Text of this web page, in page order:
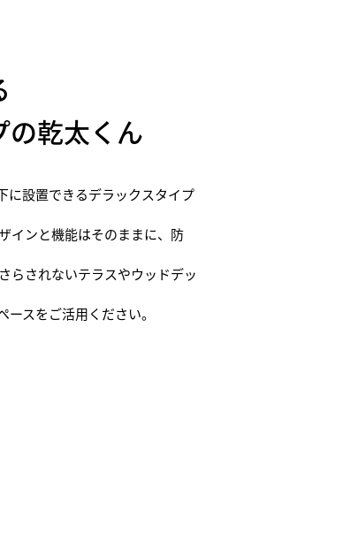
の乾太くん
に設置できるデラックスタイプ
インと機能はそのままに、防
らされないテラスやウッドデッ
スをご活用ください。